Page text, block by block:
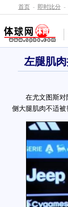
首页 - 即时比分 -
左腿肌
在尤文图斯对阵
侧大腿肌肉不适被